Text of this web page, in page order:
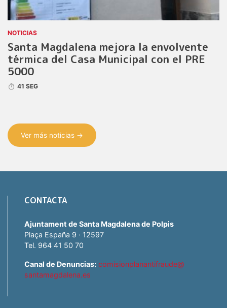
NOTICIAS
Santa Magdalena mejora la envolvente
térmica del Casa Municipal con el PRE
5000
41 SEG
Ver más noticias →
CONTACTA
Ajuntament de Santa Magdalena de Polpis
Plaça España 9 · 12597
Tel. 964 41 50 70
Canal de Denuncias: comisionplanantifraude@
santamagdalena.es